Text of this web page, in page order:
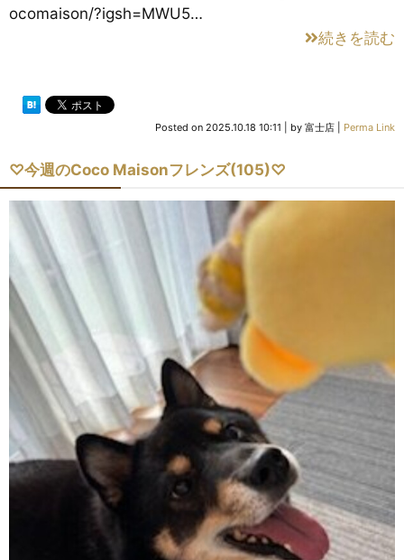
ocomaison/?igsh=MWU5…
続きを読む
Posted on 2025.10.18 10:11 by 富士店 Perma Link
♡今週のCoco Maisonフレンズ(105)♡